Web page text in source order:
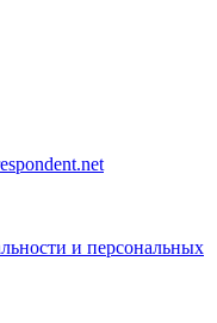
и персональных